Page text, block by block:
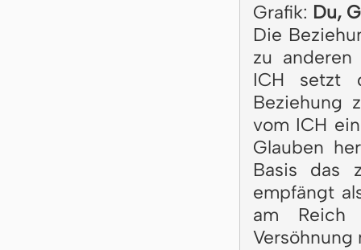
Grafik: Du,
Die
zu
ICH setzt
Beziehung
vom ICH
Glauben
Basis das
empfängt
am Reich